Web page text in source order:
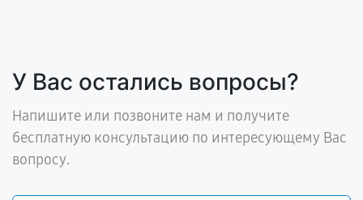
У Вас остались вопросы?
Напишите или позвоните нам и получите
бесплатную консультацию по интересующему Вас
вопросу.